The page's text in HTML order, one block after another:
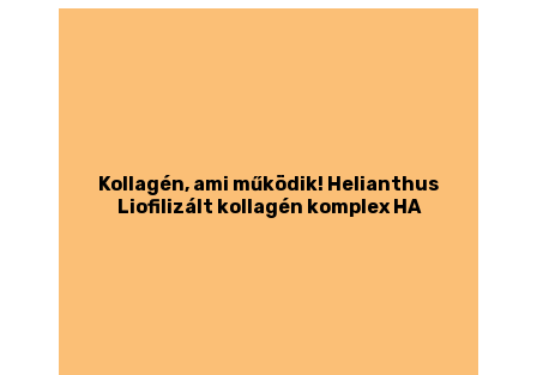
Kollagén, ami működik! Helianthus
Liofilizált kollagén komplex HA